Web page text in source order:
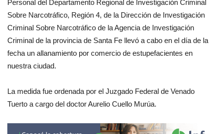
Personal del Departamento Regional de Investigación Criminal
Sobre Narcotráfico, Región 4, de la Dirección de Investigación
Criminal Sobre Narcotráfico de la Agencia de Investigación
Criminal de la provincia de Santa Fe llevó a cabo en el día de la
fecha un allanamiento por comercio de estupefacientes en
nuestra ciudad.
La medida fue ordenada por el Juzgado Federal de Venado
Tuerto a cargo del doctor Aurelio Cuello Murúa.